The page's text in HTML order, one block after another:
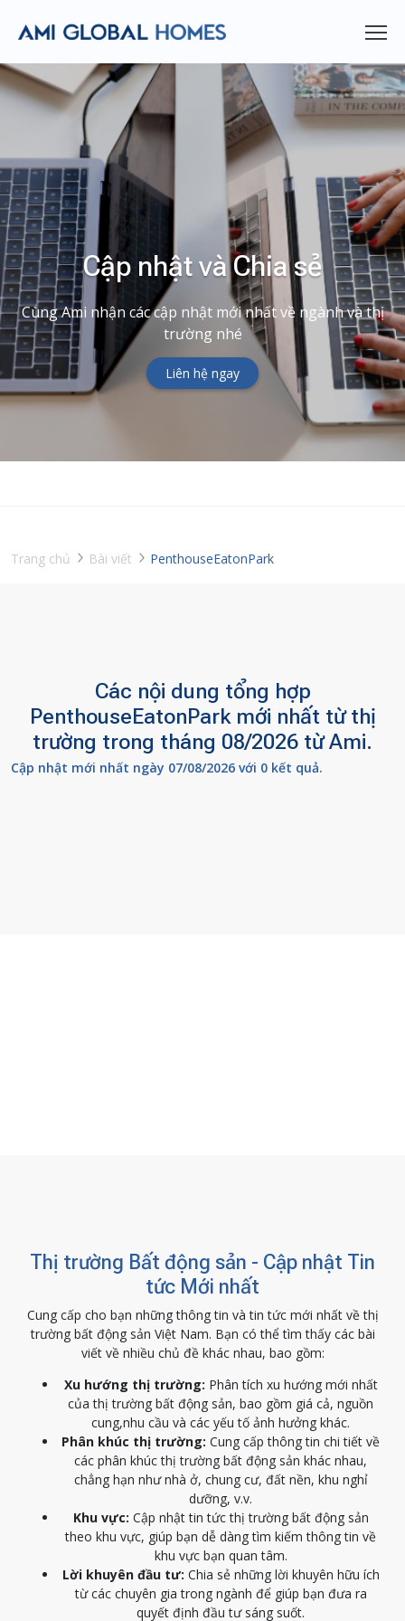
Cập nhật và Chia sẻ
Cùng Ami nhận các cập nhật mới nhất về ngành và thị
trường nhé
Liên hệ ngay
Trang chủ Bài viết PenthouseEatonPark
Các nội dung tổng hợp
PenthouseEatonPark mới nhất từ thị
trường trong tháng 08/2026 từ Ami.
Cập nhật mới nhất ngày 07/08/2026 với 0 kết quả.
Thị trường Bất động sản - Cập nhật Tin
tức Mới nhất
Cung cấp cho bạn những thông tin và tin tức mới nhất về thị
trường bất động sản Việt Nam. Bạn có thể tìm thấy các bài
viết về nhiều chủ đề khác nhau, bao gồm:
Xu hướng thị trường: Phân tích xu hướng mới nhất
của thị trường bất động sản, bao gồm giá cả, nguồn
cung,nhu cầu và các yếu tố ảnh hưởng khác.
Phân khúc thị trường: Cung cấp thông tin chi tiết về
các phân khúc thị trường bất động sản khác nhau,
chẳng hạn như nhà ở, chung cư, đất nền, khu nghỉ
dưỡng, v.v.
Khu vực: Cập nhật tin tức thị trường bất động sản
theo khu vực, giúp bạn dễ dàng tìm kiếm thông tin về
khu vực bạn quan tâm.
Lời khuyên đầu tư: Chia sẻ những lời khuyên hữu ích
từ các chuyên gia trong ngành để giúp bạn đưa ra
quyết định đầu tư sáng suốt.